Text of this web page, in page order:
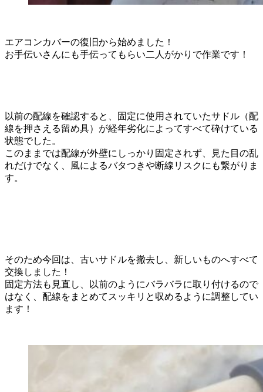
エアコンカバーの復旧から始めました！
お手伝いさんにも手伝ってもらい二人がかりで作業です！
以前の配線を確認すると、固定に使用されていたサドル（配
線を押さえる留め具）が経年劣化によってすべて砕けている
状態でした。
このままでは配線が外壁にしっかり固定されず、見た目の乱
れだけでなく、風によるバタつきや断線リスクにも繋がりま
す。
そのため今回は、古いサドルを撤去し、新しいものへすべて
交換しました！
固定方法も見直し、以前のようにバラバラに取り付けるので
はなく、配線をまとめてスッキリと収めるように調整してい
ます！